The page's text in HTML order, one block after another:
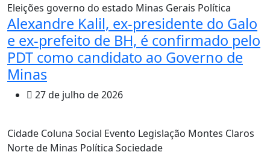
Eleições governo do estado Minas Gerais Política
Alexandre Kalil, ex-presidente do Galo
e ex-prefeito de BH, é confirmado pelo
PDT como candidato ao Governo de
Minas
27 de julho de 2026
Cidade Coluna Social Evento Legislação Montes Claros
Norte de Minas Política Sociedade